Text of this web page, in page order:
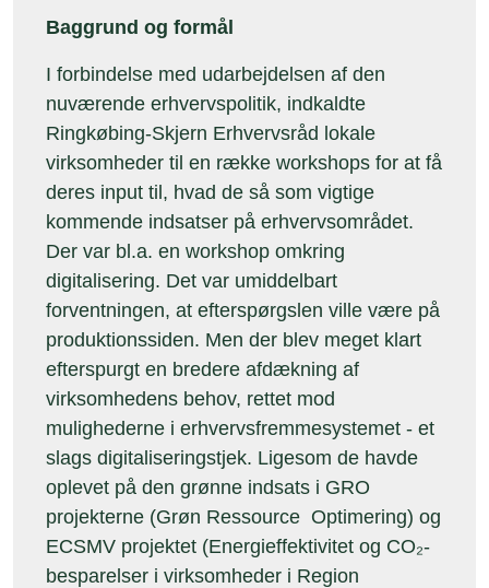
Baggrund og formål
I forbindelse med udarbejdelsen af den
nuværende erhvervspolitik, indkaldte
Ringkøbing-Skjern Erhvervsråd lokale
virksomheder til en række workshops for at få
deres input til, hvad de så som vigtige
kommende indsatser på erhvervsområdet.
Der var bl.a. en workshop omkring
digitalisering. Det var umiddelbart
forventningen, at efterspørgslen ville være på
produktionssiden. Men der blev meget klart
efterspurgt en bredere afdækning af
virksomhedens behov, rettet mod
mulighederne i erhvervsfremmesystemet - et
slags digitaliseringstjek. Ligesom de havde
oplevet på den grønne indsats i GRO
projekterne (Grøn Ressource Optimering) og
ECSMV projektet (Energieffektivitet og CO₂-
besparelser i virksomheder i Region